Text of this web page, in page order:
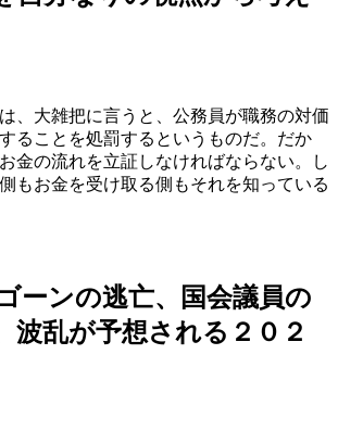
、大雑把に言うと、公務員が職務の対価
ることを処罰するというものだ。だか
金の流れを立証しなければならない。し
もお金を受け取る側もそれを知っている
ーンの逃亡、国会議員の
波乱が予想される２０２